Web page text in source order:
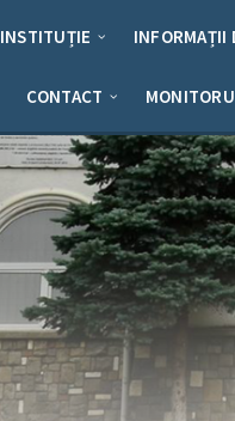
INFORMAȚII
CONTACT